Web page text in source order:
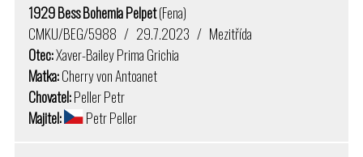
1929 Bess Bohemia Pelpet(Fena)
CMKU/BEG/5988 / 29.7.2023 / Mezitřída
Otec:Xaver-Bailey Prima Grichia
Matka:Cherry von Antoanet
Chovatel:Peller Petr
Majitel:
Petr Peller